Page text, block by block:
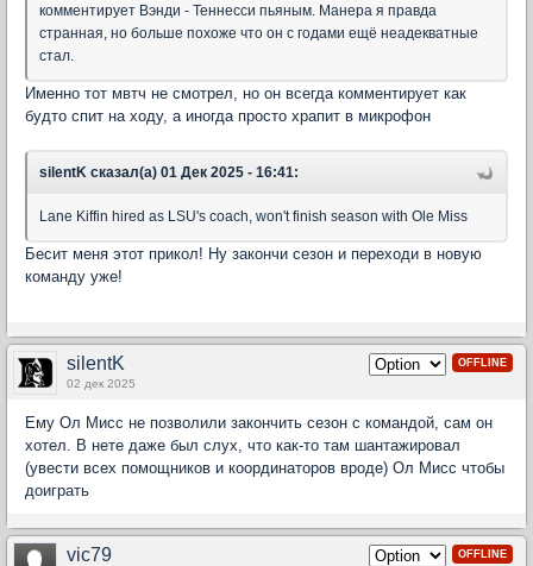
комментирует Вэнди - Теннесси пьяным. Манера я правда
странная, но больше похоже что он с годами ещё неадекватные
стал.
Именно тот мвтч не смотрел, но он всегда комментирует как
будто спит на ходу, а иногда просто храпит в микрофон
silentK сказал(а) 01 Дек 2025 - 16:41:
Lane Kiffin hired as LSU's coach, won't finish season with Ole Miss
Бесит меня этот прикол! Ну закончи сезон и переходи в новую
команду уже!
OFFLINE
silentK
02 дек 2025
Ему Ол Мисс не позволили закончить сезон с командой, сам он
хотел. В нете даже был слух, что как-то там шантажировал
(увести всех помощников и координаторов вроде) Ол Мисс чтобы
доиграть
OFFLINE
vic79